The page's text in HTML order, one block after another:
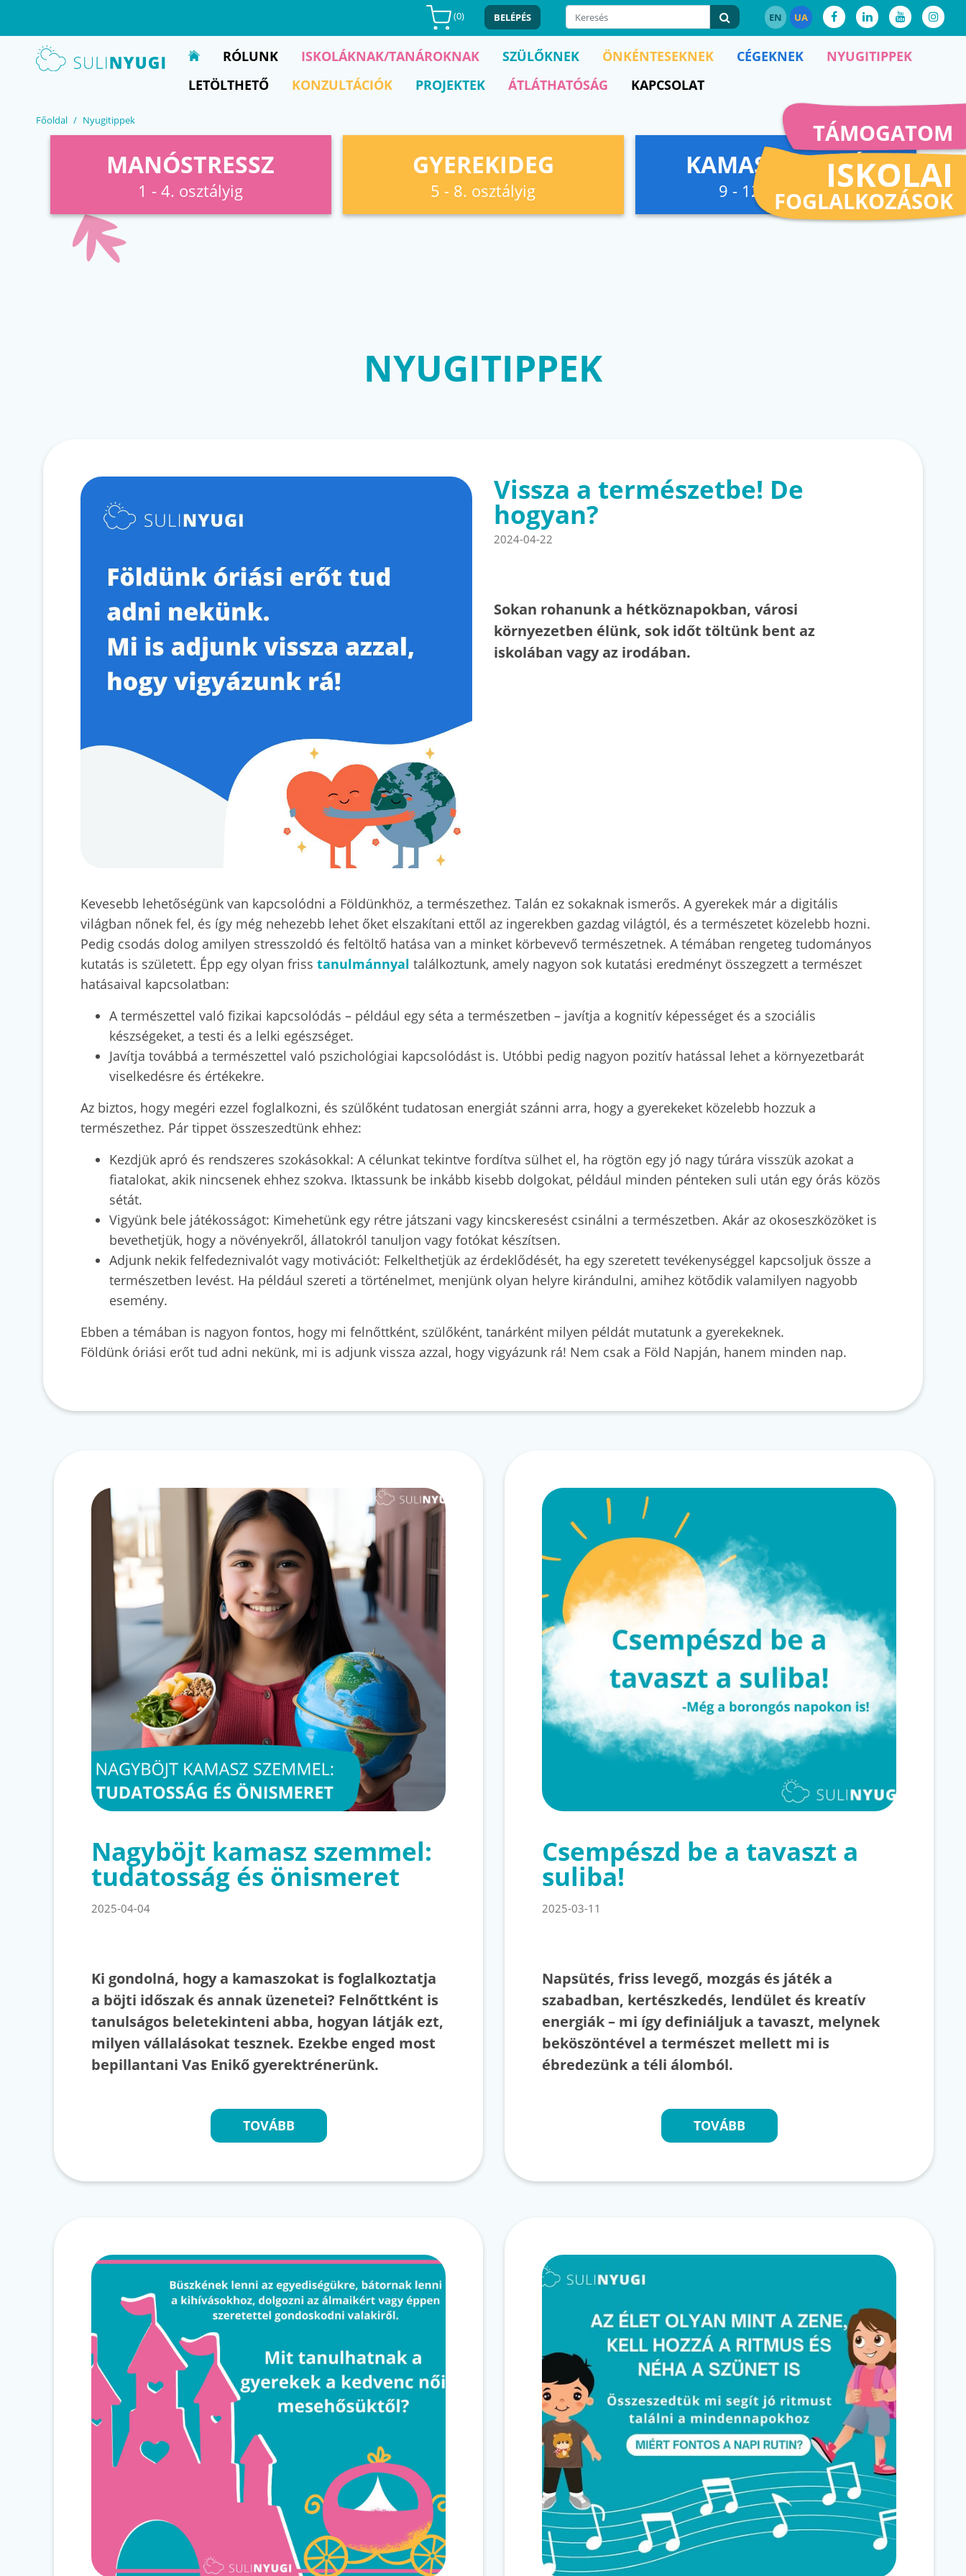
(0) BELÉPÉS EN UA
TÁMOGATOM
ISKOLAI
FOGLALKOZÁSOK
RÓLUNK ISKOLÁKNAK/TANÁROKNAK SZÜLŐKNEK ÖNKÉNTESEKNEK CÉGEKNEK
NYUGITIPPEK
LETÖLTHETŐ
KONZULTÁCIÓK PROJEKTEK ÁTLÁTHATÓSÁG KAPCSOLAT
Főoldal Nyugitippek
MANÓSTRESSZ
1 - 4. osztályig
GYEREKIDEG
5 - 8. osztályig
KAMASZFESZKÓ
9 - 12. osztályig
NYUGITIPPEK
Vissza a természetbe! De
hogyan?
2024-04-22
Sokan rohanunk a hétköznapokban, városi
környezetben élünk, sok időt töltünk bent az
iskolában vagy az irodában.
Kevesebb lehetőségünk van kapcsolódni a Földünkhöz, a természethez. Talán ez sokaknak ismerős. A gyerekek már a digitális
világban nőnek fel, és így még nehezebb lehet őket elszakítani ettől az ingerekben gazdag világtól, és a természetet közelebb hozni.
Pedig csodás dolog amilyen stresszoldó és feltöltő hatása van a minket körbevevő természetnek. A témában rengeteg tudományos
kutatás is született. Épp egy olyan friss tanulmánnyal találkoztunk, amely nagyon sok kutatási eredményt összegzett a természet
hatásaival kapcsolatban:
A természettel való fizikai kapcsolódás – például egy séta a természetben – javítja a kognitív képességet és a szociális
készségeket, a testi és a lelki egészséget.
Javítja továbbá a természettel való pszichológiai kapcsolódást is. Utóbbi pedig nagyon pozitív hatással lehet a környezetbarát
viselkedésre és értékekre.
Az biztos, hogy megéri ezzel foglalkozni, és szülőként tudatosan energiát szánni arra, hogy a gyerekeket közelebb hozzuk a
természethez. Pár tippet összeszedtünk ehhez:
Kezdjük apró és rendszeres szokásokkal: A célunkat tekintve fordítva sülhet el, ha rögtön egy jó nagy túrára visszük azokat a
fiatalokat, akik nincsenek ehhez szokva. Iktassunk be inkább kisebb dolgokat, például minden pénteken suli után egy órás közös
sétát.
Vigyünk bele játékosságot: Kimehetünk egy rétre játszani vagy kincskeresést csinálni a természetben. Akár az okoseszközöket is
bevethetjük, hogy a növényekről, állatokról tanuljon vagy fotókat készítsen.
Adjunk nekik felfedeznivalót vagy motivációt: Felkelthetjük az érdeklődését, ha egy szeretett tevékenységgel kapcsoljuk össze a
természetben levést. Ha például szereti a történelmet, menjünk olyan helyre kirándulni, amihez kötődik valamilyen nagyobb
esemény.
Ebben a témában is nagyon fontos, hogy mi felnőttként, szülőként, tanárként milyen példát mutatunk a gyerekeknek.
Földünk óriási erőt tud adni nekünk, mi is adjunk vissza azzal, hogy vigyázunk rá! Nem csak a Föld Napján, hanem minden nap.
Nagyböjt kamasz szemmel:
tudatosság és önismeret
2025-04-04
Ki gondolná, hogy a kamaszokat is foglalkoztatja
a böjti időszak és annak üzenetei? Felnőttként is
tanulságos beletekinteni abba, hogyan látják ezt,
milyen vállalásokat tesznek. Ezekbe enged most
bepillantani Vas Enikő gyerektrénerünk.
TOVÁBB
Csempészd be a tavaszt a
suliba!
2025-03-11
Napsütés, friss levegő, mozgás és játék a
szabadban, kertészkedés, lendület és kreatív
energiák – mi így definiáljuk a tavaszt, melynek
beköszöntével a természet mellett mi is
ébredezünk a téli álomból.
TOVÁBB